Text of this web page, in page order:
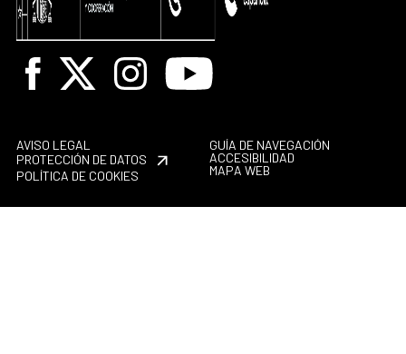
Facebook
X InstagramYoutube
AVISO LEGAL
PROTECCIÓN DE DATOS
POLÍTICA DE COOKIES
GUÍA DE NAVEGACIÓN
ACCESIBILIDAD
MAPA WEB